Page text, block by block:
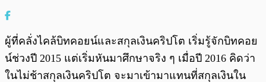
ผู้ที่คลั่งไคล้บิทคอยน์และสกุลเงินคริปโต เริ่มรู้จักบิทคอย
น์ช่วงปี 2015 แต่เริ่มหันมาศึกษาจริง ๆ เมื่อปี 2016 คิดว่า
ในไม่ช้าสกุลเงินคริปโต จะมาเข้ามาแทนที่สกุลเงินใน